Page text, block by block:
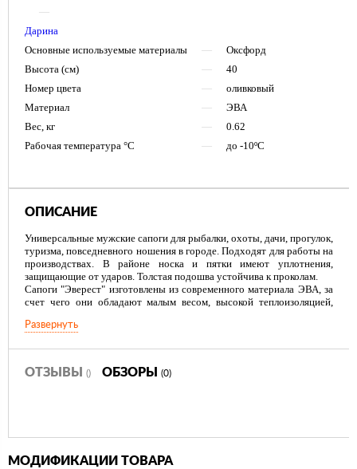
—
Дарина
Основные используемые материалы
—
Оксфорд
Высота (см)
—
40
Номер цвета
—
оливковый
Материал
—
ЭВА
Вес, кг
—
0.62
Рабочая температура °С
— до -10ºС
ОПИСАНИЕ
Универсальные мужские сапоги для рыбалки, охоты, дачи, прогулок,
туризма, повседневного ношения в городе. Подходят для работы на
производствах. В районе носка и пятки имеют уплотнения,
защищающие от ударов. Толстая подошва устойчива к проколам.
Сапоги "Эверест" изготовлены из современного материала ЭВА, за
счет чего они обладают малым весом, высокой теплоизоляцией,
универсальными, долговечными и комфортными. "Эверест" с
съемным утеплителем, что дает возможность управлять
температурным режимом, трансформируя сапог для подходящих
погодных условий и на любой случай жизни: работа на
Развернуть
ОТЗЫВЫ () ОБЗОРЫ (0)
МОДИФИКАЦИИ ТОВАРА